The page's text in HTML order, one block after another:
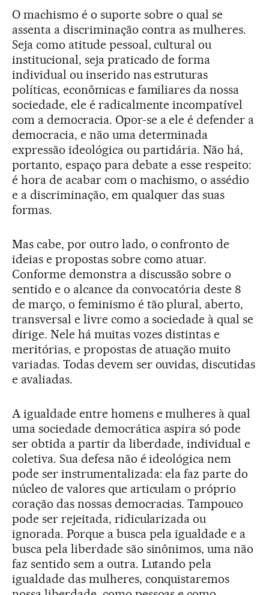
O machismo é o suporte sobre o qual se
assenta a discriminação contra as mulheres.
Seja como atitude pessoal, cultural ou
institucional, seja praticado de forma
individual ou inserido nas estruturas
políticas, econômicas e familiares da nossa
sociedade, ele é radicalmente incompatível
com a democracia. Opor-se a ele é defender a
democracia, e não uma determinada
expressão ideológica ou partidária. Não há,
portanto, espaço para debate a esse respeito:
é hora de acabar com o machismo, o assédio
e a discriminação, em qualquer das suas
formas.
Mas cabe, por outro lado, o confronto de
ideias e propostas sobre como atuar.
Conforme demonstra a discussão sobre o
sentido e o alcance da convocatória deste 8
de março, o feminismo é tão plural, aberto,
transversal e livre como a sociedade à qual se
dirige. Nele há muitas vozes distintas e
meritórias, e propostas de atuação muito
variadas. Todas devem ser ouvidas, discutidas
e avaliadas.
A igualdade entre homens e mulheres à qual
uma sociedade democrática aspira só pode
ser obtida a partir da liberdade, individual e
coletiva. Sua defesa não é ideológica nem
pode ser instrumentalizada: ela faz parte do
núcleo de valores que articulam o próprio
coração das nossas democracias. Tampouco
pode ser rejeitada, ridicularizada ou
ignorada. Porque a busca pela igualdade e a
busca pela liberdade são sinônimos, uma não
faz sentido sem a outra. Lutando pela
igualdade das mulheres, conquistaremos